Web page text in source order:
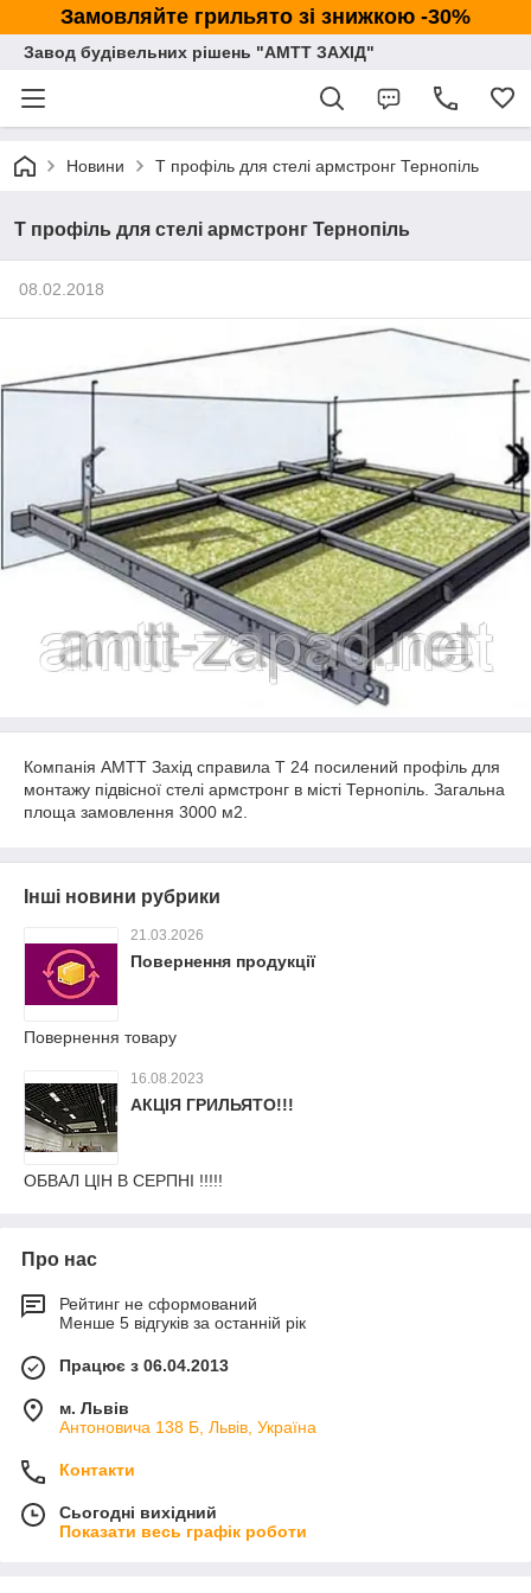
Замовляйте грильято зі знижкою -30%
Завод будівельних рішень "АМТТ ЗАХІД"
Новини Т профіль для стелі армстронг Тернопіль
Т профіль для стелі армстронг Тернопіль
08.02.2018
Компанія АМТТ Захід справила Т 24 посилений профіль для
монтажу підвісної стелі армстронг в місті Тернопіль. Загальна
площа замовлення 3000 м2.
Інші новини рубрики
21.03.2026
Повернення продукції
Повернення товару
16.08.2023
АКЦІЯ ГРИЛЬЯТО!!!
ОБВАЛ ЦІН В СЕРПНІ !!!!!
Про нас
Рейтинг не сформований
Менше 5 відгуків за останній рік
Працює з 06.04.2013
м. Львів
Антоновича 138 Б, Львів, Україна
Контакти
Сьогодні вихідний
Показати весь графік роботи